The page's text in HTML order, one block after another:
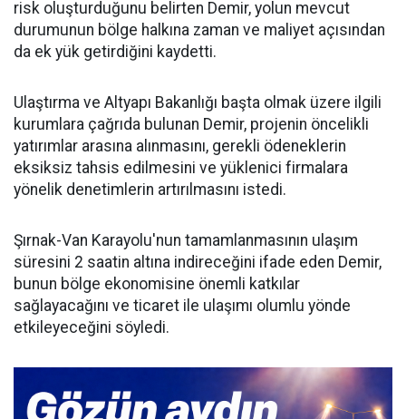
risk oluşturduğunu belirten Demir, yolun mevcut
durumunun bölge halkına zaman ve maliyet açısından
da ek yük getirdiğini kaydetti.
Ulaştırma ve Altyapı Bakanlığı başta olmak üzere ilgili
kurumlara çağrıda bulunan Demir, projenin öncelikli
yatırımlar arasına alınmasını, gerekli ödeneklerin
eksiksiz tahsis edilmesini ve yüklenici firmalara
yönelik denetimlerin artırılmasını istedi.
Şırnak-Van Karayolu'nun tamamlanmasının ulaşım
süresini 2 saatin altına indireceğini ifade eden Demir,
bunun bölge ekonomisine önemli katkılar
sağlayacağını ve ticaret ile ulaşımı olumlu yönde
etkileyeceğini söyledi.